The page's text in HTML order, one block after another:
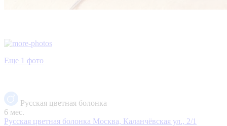
Еще 1 фото
Русская цветная болонка
6 мес.
Русская цветная болонка Москва, Каланчёвская ул., 2/1